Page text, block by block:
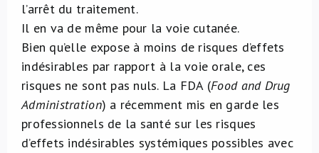
l’arrêt du traitement.
Il en va de même pour la voie cutanée.
Bien qu’elle expose à moins de risques d’effets
indésirables par rapport à la voie orale, ces
risques ne sont pas nuls. La FDA (Food and Drug
Administration) a récemment mis en garde les
professionnels de la santé sur les risques
d’effets indésirables systémiques possibles avec